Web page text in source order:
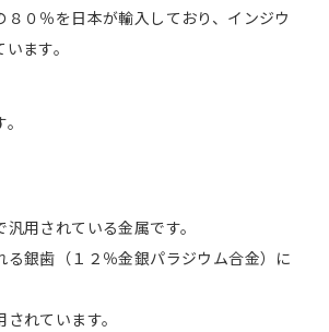
８０％を日本が輸入しており、インジウ
ます。
用されている金属です。
る銀歯（１２％金銀パラジウム合金）に
れています。